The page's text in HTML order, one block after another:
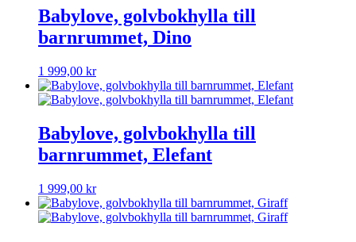
Babylove, golvbokhylla till
barnrummet, Dino
1 999,00 kr
Babylove, golvbokhylla till
barnrummet, Elefant
1 999,00 kr